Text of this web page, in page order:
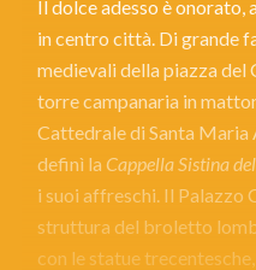
Il dolce adesso è onorato,
in centro città. Di grande
medievali della piazza del
torre campanaria in
Cattedrale di Santa Maria
definì la Cappella Sistina
i suoi affreschi. Il Palazzo
struttura del broletto
con le statue